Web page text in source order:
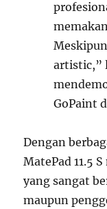
artistic,”
GoPaint
Dengan
MatePad 11.5
yang sangat
maupun